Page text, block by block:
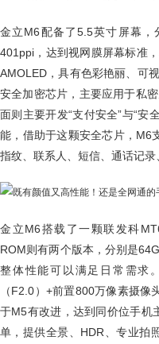
金立M6配备了5.5英寸屏幕，
401ppi，达到视网膜屏幕标准
AMOLED，具有色彩艳丽、可
安全加密芯片，主要应用于私
面则主要开发“支付安全”与“安
能，借助于这颗安全芯片，M6
指纹、联系人、短信、通话记录
金立M6搭载了一颗联发科
ROM则有两个版本，分别是
整体性能可以满足日常需求
（F2.0）+前置800万像素摄
于M5有改进，达到同价位手机
单，提供全景、HDR、专业拍